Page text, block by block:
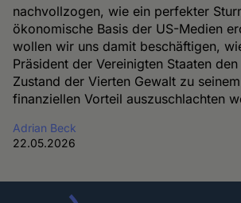
nachvollzogen, wie ein perfekter
ökonomische Basis der US-Medien
wollen wir uns damit beschäftigen,
Präsident der Vereinigten Staaten
Zustand der Vierten Gewalt zu
finanziellen Vorteil auszuschlachten
Adrian Beck
22.05.2026